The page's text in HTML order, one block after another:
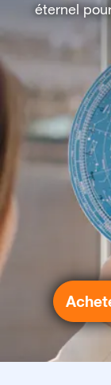
éternel